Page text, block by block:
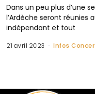
Dans un peu plus d’une
l’Ardèche seront réunies
indépendant et tout
21 avril 2023 Infos